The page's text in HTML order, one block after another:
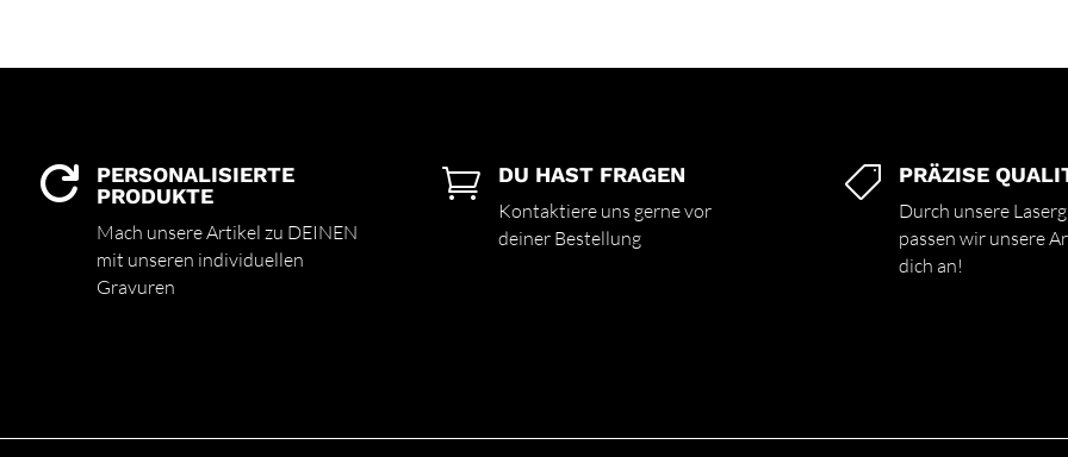

PERSONALISIERTE
PRODUKTE
Mach unsere Artikel zu DEINEN
mit unseren individuellen
Gravuren
 DU HAST FRAGEN
Kontaktiere uns gerne vor
deiner Bestellung
 PRÄZISE
Durch unsere
passen wir unsere
dich an!